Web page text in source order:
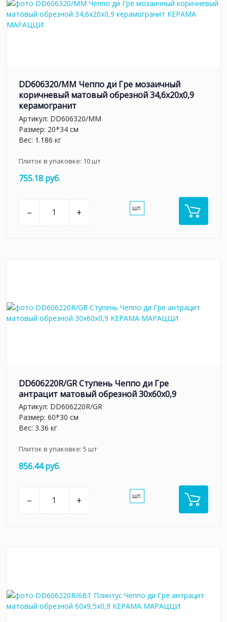
DD606320/MM Чеппо ди Гре мозаичный
коричневый матовый обрезной 34,6x20x0,9
керамогранит
Артикул: DD606320/MM
Размер: 20*34 см
Вес: 1.186 кг
Плиток в упаковке: 10шт
755.18 руб.
– + шт.
DD606220R/GR Ступень Чеппо ди Гре
антрацит матовый обрезной 30x60x0,9
Артикул: DD606220R/GR
Размер: 60*30 см
Вес: 3.36 кг
Плиток в упаковке: 5 шт
856.44 руб.
– + шт.